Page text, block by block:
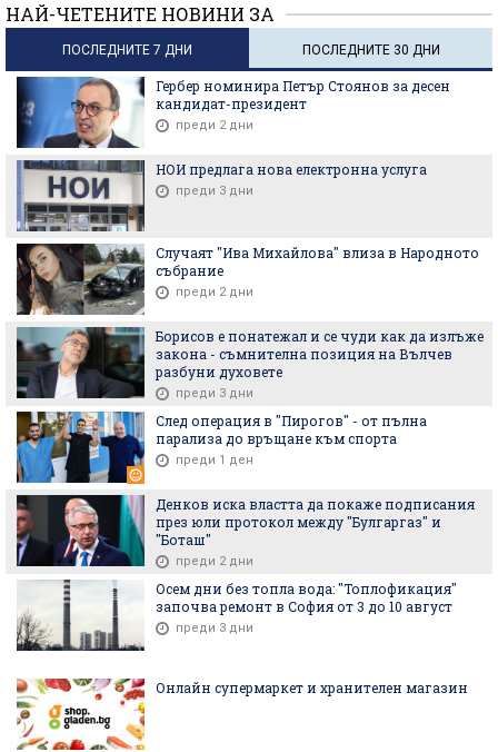
НАЙ-ЧЕТЕНИТЕ НОВИНИ ЗА
ПОСЛЕДНИТЕ 7 ДНИ ПОСЛЕДНИТЕ 30 ДНИ
Гербер номинира Петър Стоянов за десен
кандидат-президент
преди 2 дни
НОИ предлага нова електронна услуга
преди 3 дни
Случаят "Ива Михайлова" влиза в Народното
събрание
преди 2 дни
Борисов е понатежал и се чуди как да излъже
закона - съмнителна позиция на Вълчев
разбуни духовете
преди 3 дни
След операция в "Пирогов" - от пълна
парализа до връщане към спорта
преди 1 ден
Денков иска властта да покаже подписания
през юли протокол между "Булгаргаз" и
"Боташ"
преди 2 дни
Осем дни без топла вода: "Топлофикация"
започва ремонт в София от 3 до 10 август
преди 3 дни
Онлайн супермаркет и хранителен магазин